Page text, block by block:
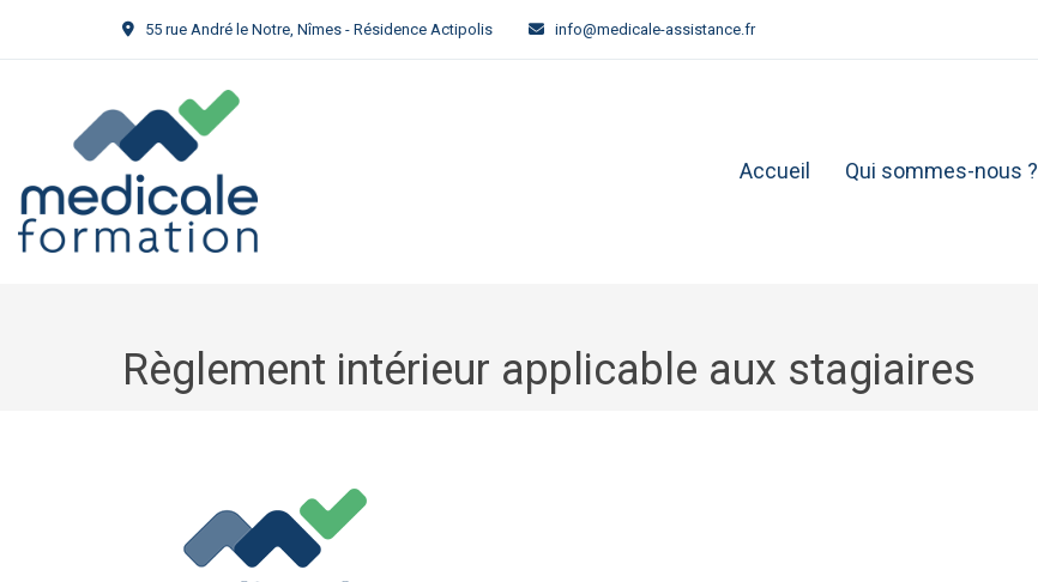
55 rue André le Notre, Nîmes - Résidence Actipolis info@medicale-assistance.fr
Accueil Qui sommes-nous ?
Règlement intérieur applicable aux stagiaires